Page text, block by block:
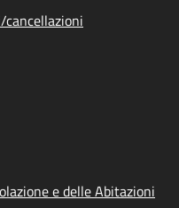
e delle Abitazioni